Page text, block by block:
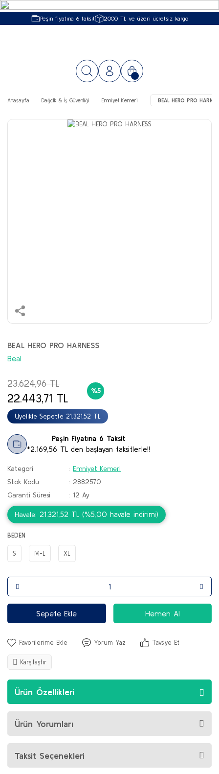
Peşin fiyatına 6 taksit 2000 TL ve üzeri ücretsiz kargo
Anasayfa Dağcılık & İş Güvenliği Emniyet Kemeri BEAL HERO PRO
BEAL HERO PRO HARNESS
Beal
23.624,96 TL
22.443,71 TL
Üyelikle Sepette 21.321,52 TL
%5
Peşin Fiyatına 6 Taksit
*2.169,56 TL den başlayan taksitlerle!!
Kategori
Emniyet Kemeri
Stok Kodu
2882570
Garanti Süresi
12 Ay
Havale 21.321,52 TL (%5,00 havale indirimi)
BEDEN
S M-L XL
Sepete Ekle Hemen Al
Yorum Yaz Tavsiye Et
Karşılaştır
Ürün Özellikleri
Ürün Yorumları
Taksit Seçenekleri